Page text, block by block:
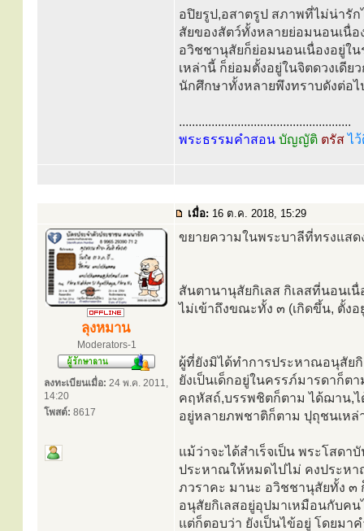
อปิยรูป,อสาตรูป สภาพที่ไม่น่ารั
สัยของสัตว์ทั้งหลายย่อมนอนเนื่
อวิชชานุสัยก็ย่อมนอนเนื่องอยู่ใ
เหล่านี้ ก็ย่อมตั้งอยู่ในจิตดวงเดี
นักศึกษาทั้งหลายพึงทราบดังต่อไ
.....................................................
พระธรรมคำสอน บัญญัติ ตรัสไ
เมื่อ: 16 ต.ค. 2018, 15:29
ลุงหมาน
Moderators-1
ลงทะเบียนเมื่อ: 24 พ.ค. 2011,
14:20
โพสต์: 8617
ขยายความในพระบาลีที่ทรงแสด
สันตานานุสัยกิเลส กิเลสที่นอนเ
ไม่เข้าถึงขณะทั้ง ๓ (เกิดขึ้น, ตั้ง
ผู้ที่ยังมิได้ทำการประหาณอนุสัย
ยังเป็นเด็กอยู่ในครรภ์มารดาก็ต
คฤหัสถ์,บรรพชิตก็ตาม ได้ฌาน,ไ
อยู่หลายภพชาติก็ตาม ปุถุชนเหล่
แม้ว่าจะได้สำเร็จเป็น พระโสด
ประหาณให้หมดไปไม่ คงประห
ภวราคะ มานะ อวิชชานุสัยทั้ง ๓
อนุสัยกิเลสอยู่อุปมาเหมือนกับค
แต่ก็ตอบว่า ยังเป็นไข้อยู่ โดยม